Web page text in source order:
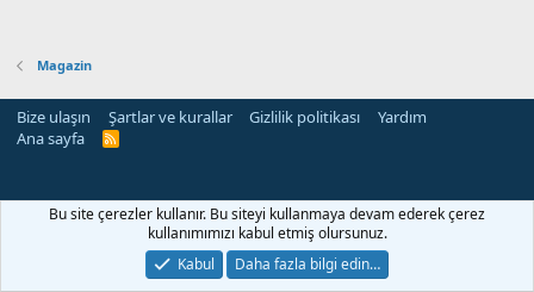
Magazin
Bize ulaşın Şartlar ve kurallar Gizlilik politikası
Yardım
Ana sayfa
R
Bu site çerezler kullanır. Bu siteyi kullanmaya devam ederek çerez
kullanımımızı kabul etmiş olursunuz.
Kabul
Daha fazla bilgi edin…